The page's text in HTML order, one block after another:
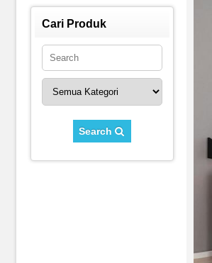
Cari Produk
Search